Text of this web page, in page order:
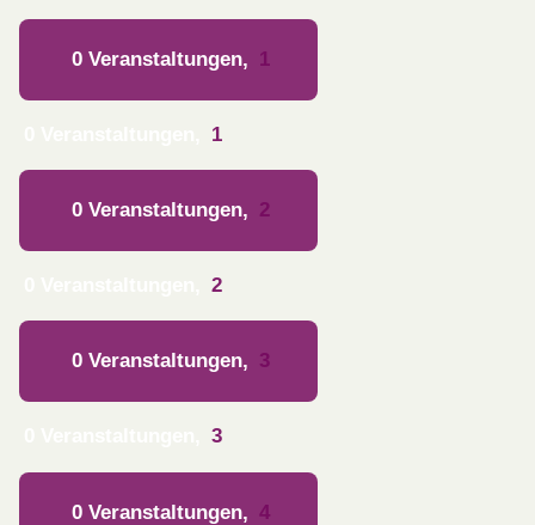
0 Veranstaltungen, 1
1
0 Veranstaltungen, 2
2
0 Veranstaltungen, 3
3
0 Veranstaltungen, 4